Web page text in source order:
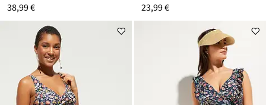
38,99 € 23,99 €